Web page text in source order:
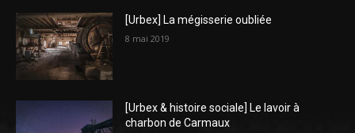
[Urbex] La mégisserie oubliée
8 mai 2019
[Urbex & histoire sociale] Le lavoir à
charbon de Carmaux